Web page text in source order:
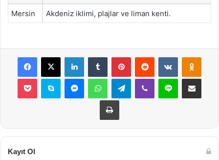
Mersin Akdeniz iklimi, plajlar ve liman kenti.
Facebook
X LinkedInTumblr PinterestReddit VKontakte
Pocket Skype MessengerWhatsAppTelegramViber Line E-Posta ile
Yazdır
Kayıt Ol